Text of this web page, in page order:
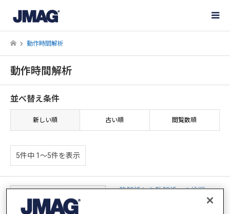
動作時間解析
動作時間解析
並べ替え条件
新しい順 古い順 閲覧数順
5件中 1〜5件を表示
静解析から動解析への挑戦 ～
過渡応答解析導入のメリット～